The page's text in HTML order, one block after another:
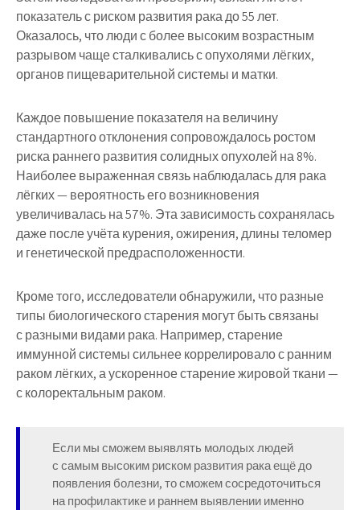
показатель с риском развития рака до 55 лет.
Оказалось, что люди с более высоким возрастным
разрывом чаще сталкивались с опухолями лёгких,
органов пищеварительной системы и матки.
Каждое повышение показателя на величину
стандартного отклонения сопровождалось ростом
риска раннего развития солидных опухолей на 8%.
Наиболее выраженная связь наблюдалась для рака
лёгких — вероятность его возникновения
увеличивалась на 57%. Эта зависимость сохранялась
даже после учёта курения, ожирения, длины теломер
и генетической предрасположенности.
Кроме того, исследователи обнаружили, что разные
типы биологического старения могут быть связаны
с разными видами рака. Например, старение
иммунной системы сильнее коррелировало с ранним
раком лёгких, а ускоренное старение жировой ткани —
с колоректальным раком.
Если мы сможем выявлять молодых людей
с самым высоким риском развития рака ещё до
появления болезни, то сможем сосредоточиться
на профилактике и раннем выявлении именно